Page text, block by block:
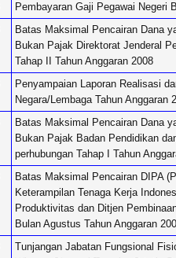
Pembayaran Gaji Pegawai Negeri
Batas Maksimal Pencairan Dana
Bukan Pajak Direktorat Jenderal
Tahap II Tahun Anggaran 2008
Penyampaian Laporan Realisasi
Negara/Lembaga Tahun Anggaran
Batas Maksimal Pencairan Dana
Bukan Pajak Badan Pendidikan
perhubungan Tahap I Tahun
Batas Maksimal Pencairan DIPA
Keterampilan Tenaga Kerja
Produktivitas dan Ditjen
Bulan Agustus Tahun Anggaran
Tunjangan Jabatan Fungsional